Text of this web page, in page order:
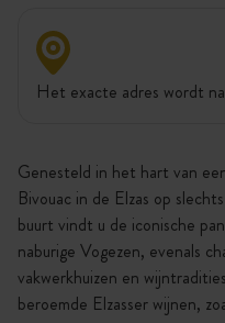
Het exacte adres wordt
Genesteld in het hart van
Bivouac in de Elzas op
buurt vindt u de iconische
naburige Vogezen, evenals
vakwerkhuizen en
beroemde Elzasser wijnen,